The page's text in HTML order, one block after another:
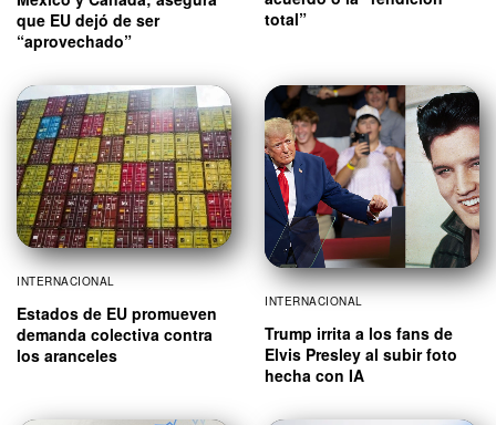
que EU dejó de ser
“aprovechado”
total”
INTERNACIONAL
Estados de EU promueven
demanda colectiva contra
los aranceles
INTERNACIONAL
Trump irrita a los fans de
Elvis Presley al subir foto
hecha con IA